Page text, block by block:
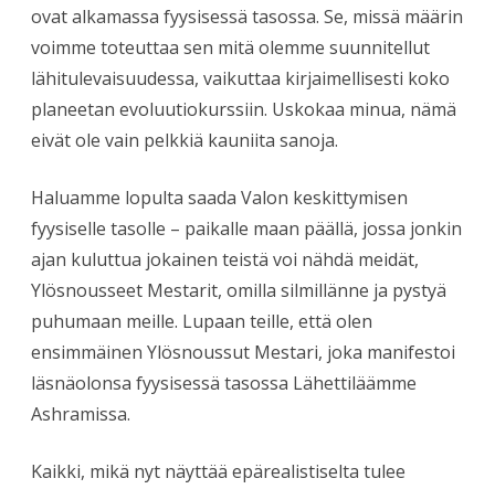
ovat alkamassa fyysisessä tasossa. Se, missä määrin
voimme toteuttaa sen mitä olemme suunnitellut
lähitulevaisuudessa, vaikuttaa kirjaimellisesti koko
planeetan evoluutiokurssiin. Uskokaa minua, nämä
eivät ole vain pelkkiä kauniita sanoja.
Haluamme lopulta saada Valon keskittymisen
fyysiselle tasolle – paikalle maan päällä, jossa jonkin
ajan kuluttua jokainen teistä voi nähdä meidät,
Ylösnousseet Mestarit, omilla silmillänne ja pystyä
puhumaan meille. Lupaan teille, että olen
ensimmäinen Ylösnoussut Mestari, joka manifestoi
läsnäolonsa fyysisessä tasossa Lähettiläämme
Ashramissa.
Kaikki, mikä nyt näyttää epärealistiselta tulee